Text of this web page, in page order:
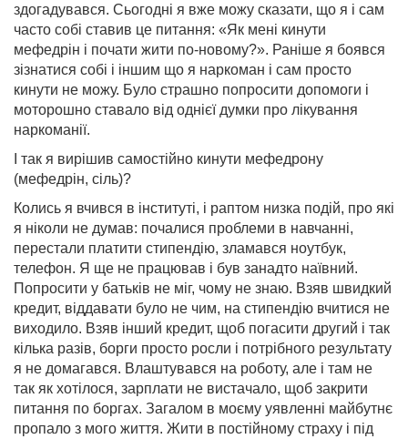
здогадувався. Сьогодні я вже можу сказати, що я і сам
часто собі ставив це питання: «Як мені кинути
мефедрін і почати жити по-новому?». Раніше я боявся
зізнатися собі і іншим що я наркоман і сам просто
кинути не можу. Було страшно попросити допомоги і
моторошно ставало від однієї думки про лікування
наркоманії.
І так я вирішив самостійно кинути мефедрону
(мефедрін, сіль)?
Колись я вчився в інституті, і раптом низка подій, про які
я ніколи не думав: почалися проблеми в навчанні,
перестали платити стипендію, зламався ноутбук,
телефон. Я ще не працював і був занадто наївний.
Попросити у батьків не міг, чому не знаю. Взяв швидкий
кредит, віддавати було не чим, на стипендію вчитися не
виходило. Взяв інший кредит, щоб погасити другий і так
кілька разів, борги просто росли і потрібного результату
я не домагався. Влаштувався на роботу, але і там не
так як хотілося, зарплати не вистачало, щоб закрити
питання по боргах. Загалом в моєму уявленні майбутнє
пропало з мого життя. Жити в постійному страху і під